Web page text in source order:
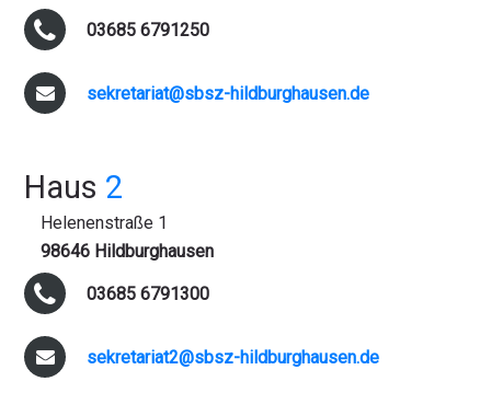
03685 6791250
sekretariat@sbsz-hildburghausen.de
Haus 2
Helenenstraße 1
98646 Hildburghausen
03685 6791300
sekretariat2@sbsz-hildburghausen.de